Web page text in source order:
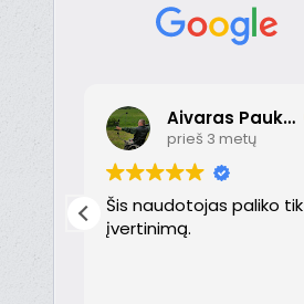
Aivaras Paukste
prieš 3 metų
Šis naudotojas paliko tik
įvertinimą.